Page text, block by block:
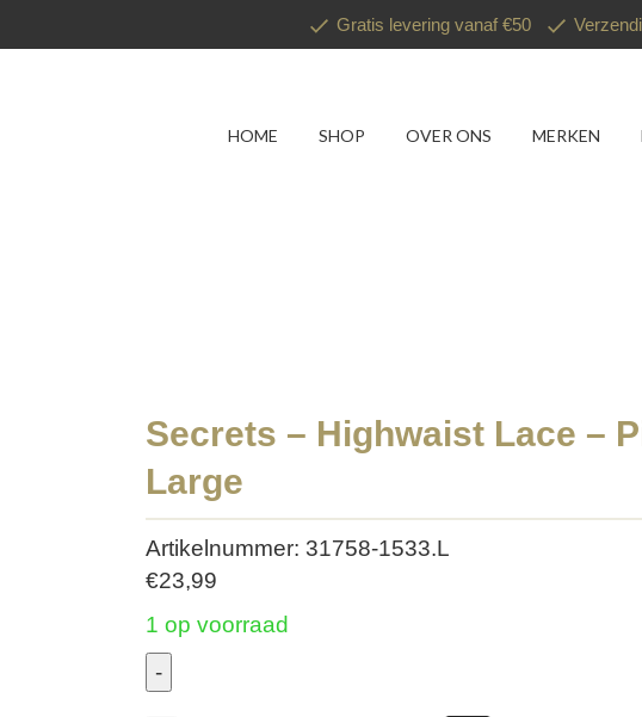
Gratis levering vanaf €50
HOME SHOP OVER ONS MERKEN
Secrets – Highwaist Lace –
Large
Artikelnummer: 31758-1533.L
€23,99
1 op voorraad
-